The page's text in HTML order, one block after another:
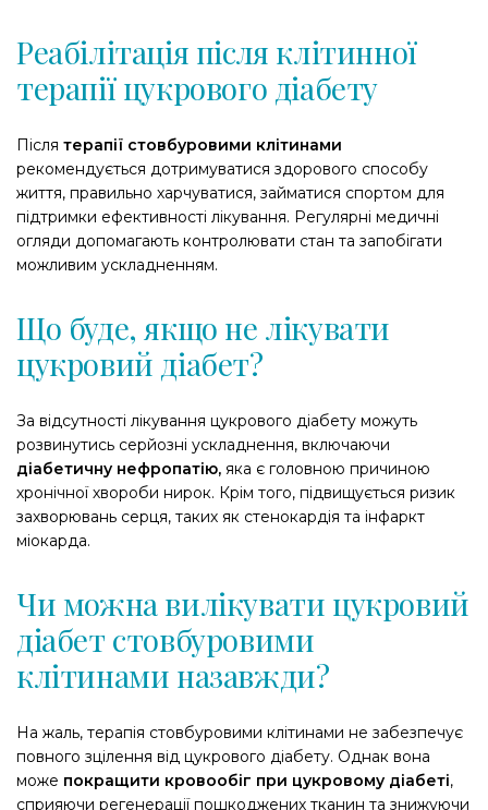
Реабілітація після клітинної
терапії цукрового діабету
Після терапії стовбуровими клітинами
рекомендується дотримуватися здорового способу
життя, правильно харчуватися, займатися спортом для
підтримки ефективності лікування. Регулярні медичні
огляди допомагають контролювати стан та запобігати
можливим ускладненням.
Що буде, якщо не лікувати
цукровий діабет?
За відсутності лікування цукрового діабету можуть
розвинутись серйозні ускладнення, включаючи
діабетичну нефропатію, яка є головною причиною
хронічної хвороби нирок. Крім того, підвищується ризик
захворювань серця, таких як стенокардія та інфаркт
міокарда.
Чи можна вилікувати цукровий
діабет стовбуровими
клітинами назавжди?
На жаль, терапія стовбуровими клітинами не забезпечує
повного зцілення від цукрового діабету. Однак вона
може покращити кровообіг при цукровому діабеті,
сприяючи регенерації пошкоджених тканин та знижуючи